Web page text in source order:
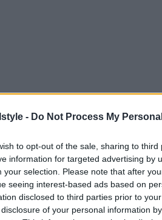
- Do Not Process My
to opt-out of the sale, sharing to
information for targeted advertising by
your selection. Please note that after
seeing interest-based ads based on
disclosed to third parties prior to
of your personal information
τον κόσμο, έχει μείνει σε
σωστές ταξιδιωτικές
μας δίνει κάποια πολύ
ξενοδοχείο, 3, 4 ή και 5
Και τι πρέπει να κάνετε;